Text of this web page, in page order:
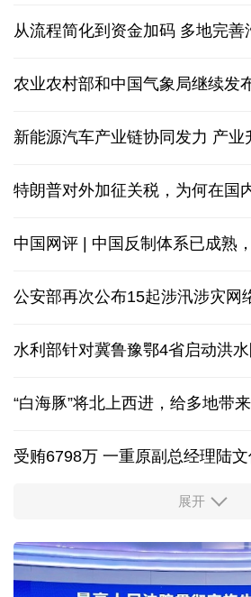
从流程简化到资金加码 多地完善
农业农村部和中国气象局继续发
新能源汽车产业链协同发力 产业
特朗普对外加征关税，为何在国
中国网评 | 中国反制体系已成熟
公安部再次公布15起涉汛涉灾网
水利部针对冀鲁豫鄂4省启动洪
“白海豚”将北上西进，给多地带
受贿6798万 一重原副总经理陆
从中国空调热销欧洲，看中国制
二季度中国清洁能源建设景气指
展开